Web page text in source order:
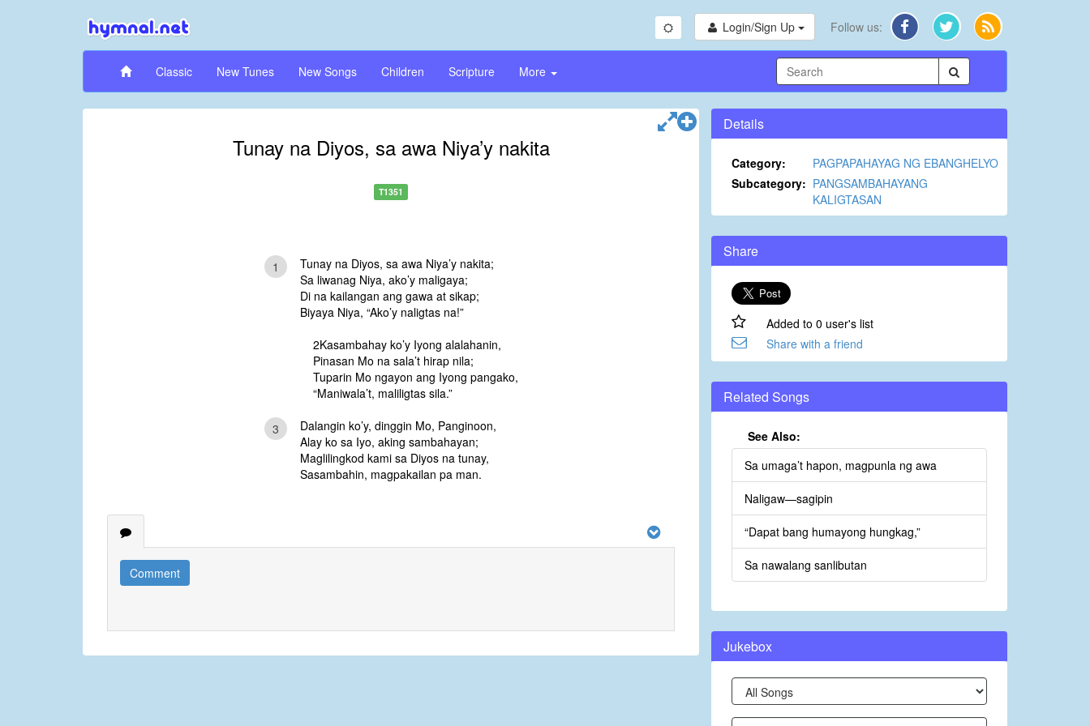
Login/Sign Up Follow us:
Classic New Tunes New Songs Children Scripture More
Tunay na Diyos, sa awa Niya’y nakita
T1351
1
Tunay na Diyos, sa awa Niya’y nakita;
Sa liwanag Niya, ako’y maligaya;
Di na kailangan ang gawa at sikap;
Biyaya Niya, “Ako’y naligtas na!”
2Kasambahay ko’y Iyong alalahanin,
Pinasan Mo na sala’t hirap nila;
Tuparin Mo ngayon ang Iyong pangako,
“Maniwala’t, maliligtas sila.”
3
Dalangin ko’y, dinggin Mo, Panginoon,
Alay ko sa Iyo, aking sambahayan;
Maglilingkod kami sa Diyos na tunay,
Sasambahin, magpakailan pa man.
Comment
Details
Category:
PAGPAPAHAYAG NG EBANGHELYO
Subcategory: PANGSAMBAHAYANG
KALIGTASAN
Share
Added to 0 user's list
Share with a friend
Related Songs
See Also:
Sa umaga’t hapon, magpunla ng awa
Naligaw—sagipin
“Dapat bang humayong hungkag,”
Sa nawalang sanlibutan
Jukebox